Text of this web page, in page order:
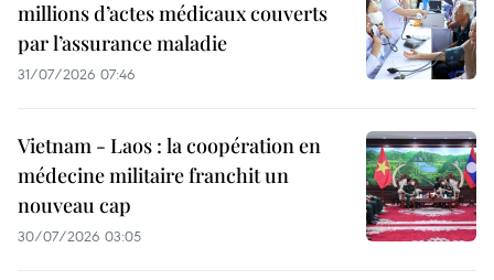
millions d’actes médicaux couverts
par l’assurance maladie
31/07/2026 07:46
Vietnam - Laos : la coopération en
médecine militaire franchit un
nouveau cap
30/07/2026 03:05